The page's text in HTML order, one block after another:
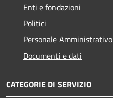
Enti e fondazioni
Politici
Personale Amministrativo
Documenti e dati
CATEGORIE DI SERVIZIO